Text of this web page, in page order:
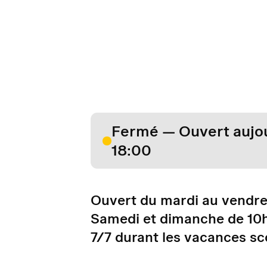
Fermé — Ouvert
18:00
Ouvert du mardi au
Samedi et dimanche de
7/7 durant les vacances